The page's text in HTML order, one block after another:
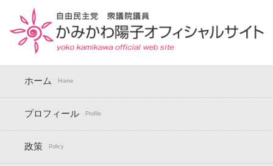
ホーム Home
プロフィール Profile
政策 Policy